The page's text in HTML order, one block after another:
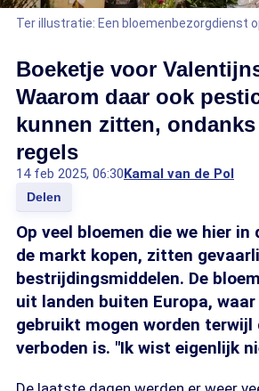
Ter illustratie: Een bloemenbezorgdienst
Boeketje voor
Waarom daar ook
kunnen zitten,
regels
14 feb 2025, 06:30Kamal van de Pol
Delen
Op veel bloemen die we hier in
de markt kopen, zitten
bestrijdingsmiddelen. De
uit landen buiten Europa,
gebruikt mogen worden terwijl
verboden is. "Ik wist eigenlijk